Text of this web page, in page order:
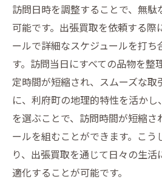
訪問日時を調整することで、無駄
可能です。出張買取を依頼する際
ールで詳細なスケジュールを打ち
す。訪問当日にすべての品物を整
定時間が短縮され、スムーズな取
に、利府町の地理的特性を活か
を選ぶことで、訪問時間が短縮さ
ールを組むことができます。こう
り、出張買取を通じて日々の生
適化することが可能です。